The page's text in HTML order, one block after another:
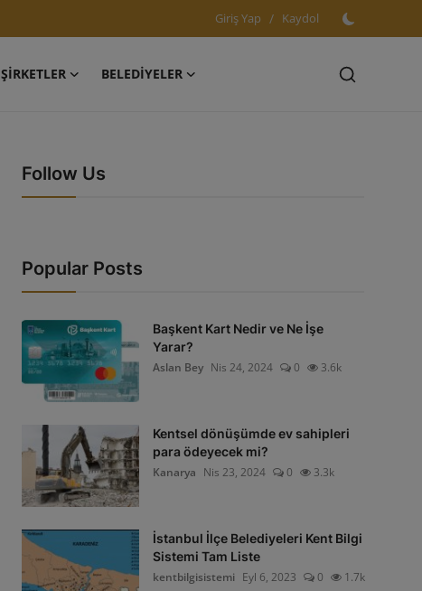
Giriş Yap / Kaydol
ŞİRKETLER
BELEDİYELER
Follow Us
Popular Posts
Başkent Kart Nedir ve Ne İşe
Yarar?
Aslan Bey Nis 24, 2024 0 3.6k
Kentsel dönüşümde ev sahipleri
para ödeyecek mi?
Kanarya Nis 23, 2024 0 3.3k
İstanbul İlçe Belediyeleri Kent Bilgi
Sistemi Tam Liste
kentbilgisistemi Eyl 6, 2023 0 1.7k